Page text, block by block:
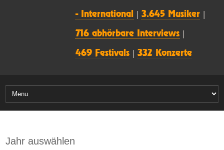
- International |3.645 Musiker
716 abhörbare Interviews
469 Festivals |332 Konzerte
Jahr auswählen